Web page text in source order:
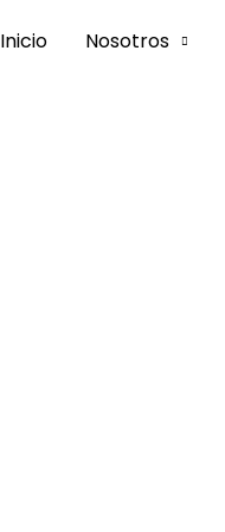
Inicio Nosotros